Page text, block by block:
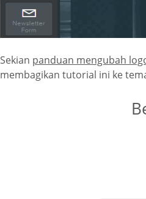
Sekian panduan mengubah
membagikan tutorial ini ke